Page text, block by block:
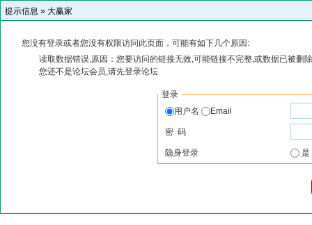
提示信息 » 大赢家
您没有登录或者您没有权限访问此页面，可能有如下几个原因:
读取数据错误,原因：您要访问的链接无效,可能链接不完整,或数据已被删
您还不是论坛会员,请先登录论坛
登录
用户名
Email
密 码
隐身登录